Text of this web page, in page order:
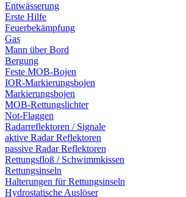
Entwässerung
Erste Hilfe
Feuerbekämpfung
Gas
Mann über Bord
Bergung
Feste MOB-Bojen
IOR-Markierungsbojen
Markierungsbojen
MOB-Rettungslichter
Not-Flaggen
Radarreflektoren / Signale
aktive Radar Reflektoren
passive Radar Reflektoren
Rettungsfloß / Schwimmkissen
Rettungsinseln
Halterungen für Rettungsinseln
Hydrostatische Auslöser